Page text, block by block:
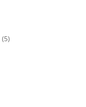
(5)